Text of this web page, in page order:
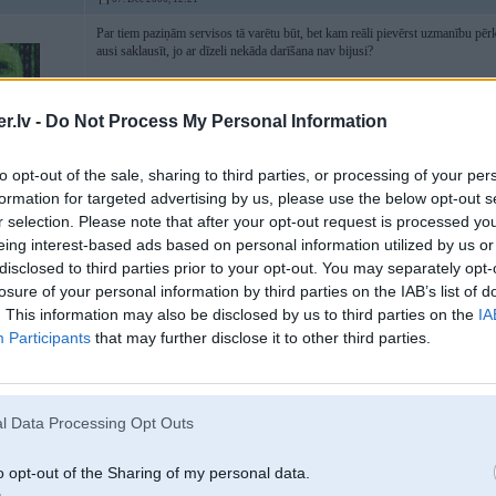
- Do Not Process My Personal Information
opt-out of the sale, sharing to third parties, or processing of your
for targeted advertising by us, please use the below opt-out
selection. Please note that after your opt-out request is processed
interest-based ads based on personal information utilized by us
to third parties prior to your opt-out. You may separately
of your personal information by third parties on the IAB’s list of
This information may also be disclosed by us to third parties on the
Participants that may further disclose it to other third parties.
Data Processing Opt Outs
opt-out of the Sharing of my personal data.
Par tiem paziņām servisos tā varētu būt, bet kam reāli pievērst uzmanību
ausi saklausīt, jo ar dīzeli nekāda darīšana nav bijusi?
VIN Info and History Reports for BMW/MINI/ALPINA/ Land Rover/
MERCEDES/PEUGEOT/CITROEN
:)
07. Dec 2006, 12:31
Pirmkārt skaties vai nav plēsts vaļā motors!!! dzesesanas traukā pa mazo
brbulishi tad saki ka piebrauksi citreiz
zilie dūmi,obligāti uzkarsē
pē 2stuk sāk svilpot turbīna..utt ja mashīna būs sista tad motoram pēc